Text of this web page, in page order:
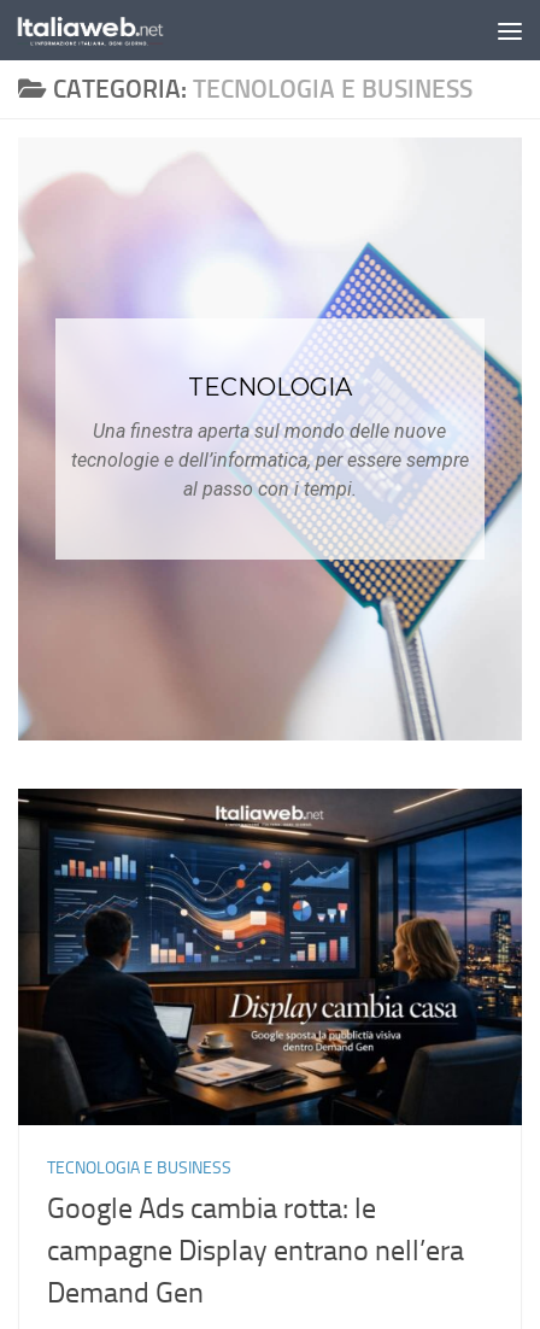
Sotto il contenuto
CATEGORIA: TECNOLOGIA E BUSINESS
TECNOLOGIA
Una finestra aperta sul mondo delle nuove
tecnologie e dell’informatica, per essere sempre
al passo con i tempi.
TECNOLOGIA E BUSINESS
Google Ads cambia rotta: le
campagne Display entrano nell’era
Demand Gen